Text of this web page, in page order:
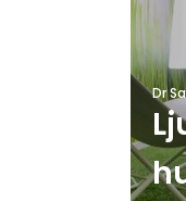
Dr